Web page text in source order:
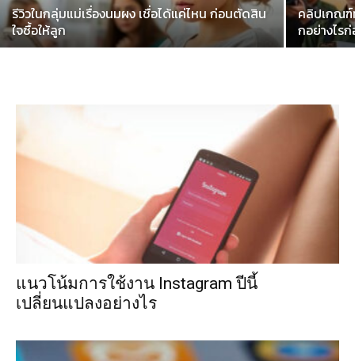
รีวิวในกลุ่มแม่เรื่องนมผง เชื่อได้แค่ไหน ก่อนตัดสิน
ใจซื้อให้ลูก
คลิปเกณฑ์
กอย่างไร
แนวโน้มการใช้งาน Instagram ปีนี้
เปลี่ยนแปลงอย่างไร